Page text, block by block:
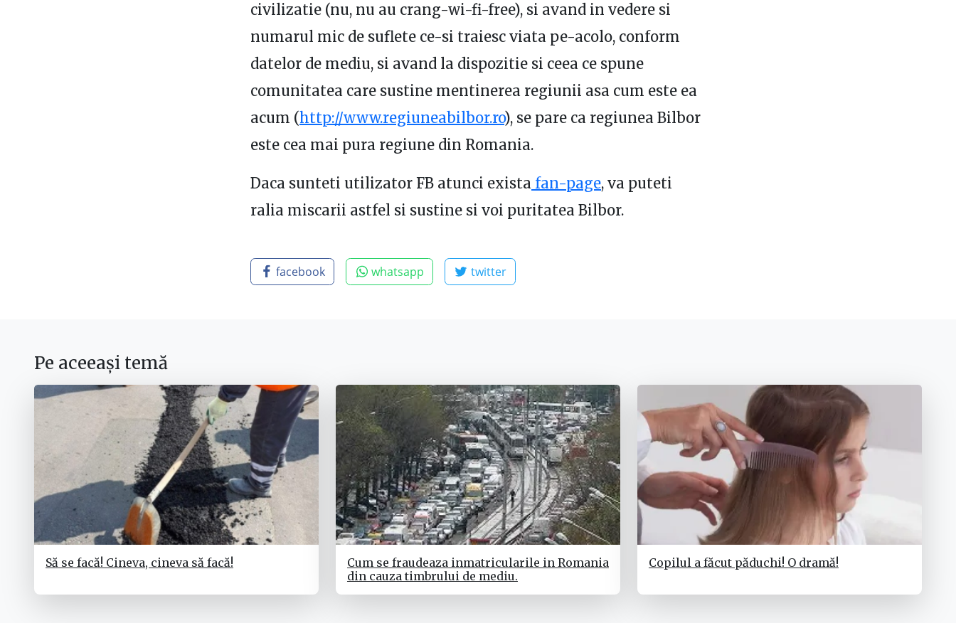
civilizatie (nu, nu au crang-wi-fi-free), si avand in vedere si
numarul mic de suflete ce-si traiesc viata pe-acolo, conform
datelor de mediu, si avand la dispozitie si ceea ce spune
comunitatea care sustine mentinerea regiunii asa cum este ea
acum (http://www.regiuneabilbor.ro), se pare ca regiunea Bilbor
este cea mai pura regiune din Romania.
Daca sunteti utilizator FB atunci exista fan-page, va puteti
ralia miscarii astfel si sustine si voi puritatea Bilbor.
facebook whatsapp twitter
Pe aceeași temă
Să se facă! Cineva, cineva să facă!
Cum se fraudeaza inmatricularile in Romania
din cauza timbrului de mediu.
Copilul a făcut păduchi! O dramă!